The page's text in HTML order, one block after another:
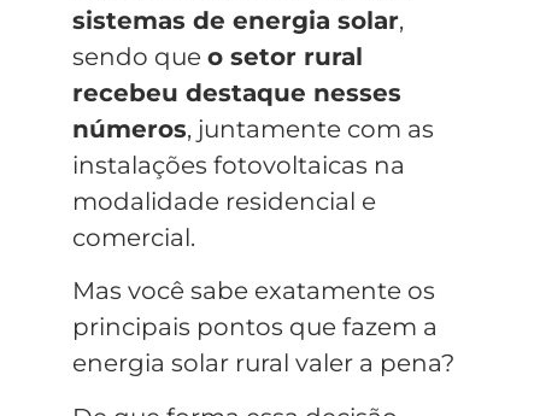
sistemas de energia solar,
sendo que o setor rural
recebeu destaque nesses
números, juntamente com as
instalações fotovoltaicas na
modalidade residencial e
comercial.
Mas você sabe exatamente os
principais pontos que fazem a
energia solar rural valer a pena?